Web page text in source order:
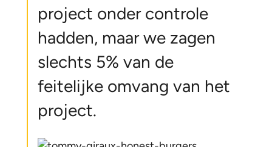
project onder controle
hadden, maar we zagen
slechts 5% van de
feitelijke omvang van het
project.